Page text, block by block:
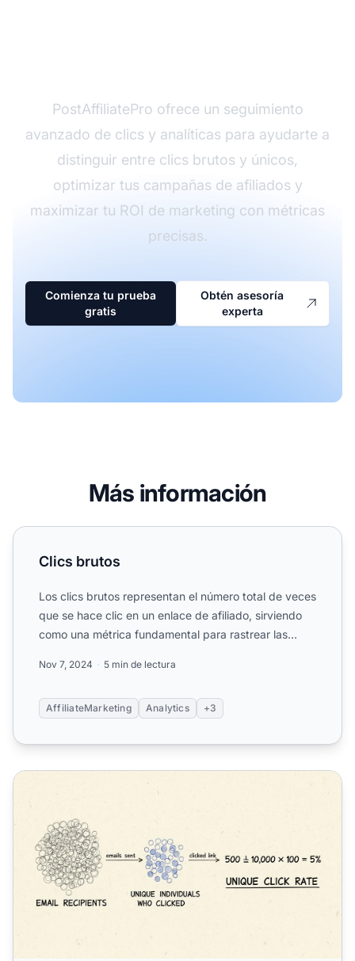
PostAffiliatePro ofrece un seguimiento
avanzado de clics y analíticas para ayudarte a
distinguir entre clics brutos y únicos,
optimizar tus campañas de afiliados y
maximizar tu ROI de marketing con métricas
precisas.
Comienza tu prueba
gratis
Obtén asesoría
experta
Más información
Clics brutos
Clics brutos
Los clics brutos representan el número total de veces
que se hace clic en un enlace de afiliado, sirviendo
como una métrica fundamental para rastrear las
Nov 7, 2024 5 min de lectura
AffiliateMarketing Analytics +3
¿Qué es la tasa de clics únicos? Definición, cálculo y